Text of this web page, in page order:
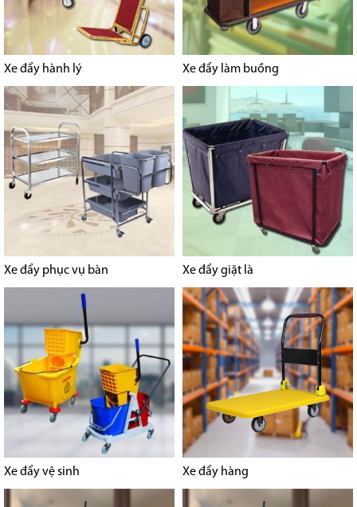
Xe đẩy hành lý Xe đẩy làm buồng
Xe đẩy phục vụ bàn Xe đẩy giặt là
Xe đẩy vệ sinh Xe đẩy hàng